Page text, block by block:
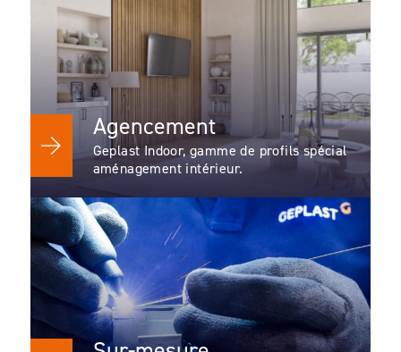
Agencement
Geplast Indoor, gamme de profils spécial
aménagement intérieur.